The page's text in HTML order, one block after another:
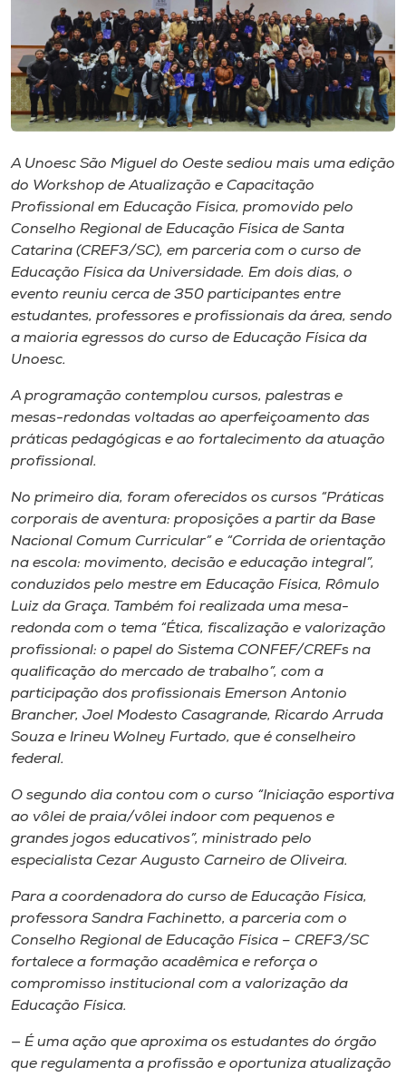
Cultura
CPA
Biblioteca
Editora
Rádio
Museu
Unoesc
Store
Selecione
o idioma
A+
A-
A Unoesc São Miguel do Oeste sediou mais uma edição
do Workshop de Atualização e Capacitação
Profissional em Educação Física, promovido pelo
Conselho Regional de Educação Física de Santa
Catarina (CREF3/SC), em parceria com o curso de
Educação Física da Universidade. Em dois dias, o
evento reuniu cerca de 350 participantes entre
estudantes, professores e profissionais da área, sendo
a maioria egressos do curso de Educação Física da
Unoesc.
A programação contemplou cursos, palestras e
mesas-redondas voltadas ao aperfeiçoamento das
práticas pedagógicas e ao fortalecimento da atuação
profissional.
No primeiro dia, foram oferecidos os cursos “Práticas
corporais de aventura: proposições a partir da Base
Nacional Comum Curricular” e “Corrida de orientação
na escola: movimento, decisão e educação integral”,
conduzidos pelo mestre em Educação Física, Rômulo
Luiz da Graça. Também foi realizada uma mesa-
redonda com o tema “Ética, fiscalização e valorização
profissional: o papel do Sistema CONFEF/CREFs na
qualificação do mercado de trabalho”, com a
participação dos profissionais Emerson Antonio
Brancher, Joel Modesto Casagrande, Ricardo Arruda
Souza e Irineu Wolney Furtado, que é conselheiro
federal.
O segundo dia contou com o curso “Iniciação esportiva
ao vôlei de praia/vôlei indoor com pequenos e
grandes jogos educativos”, ministrado pelo
especialista Cezar Augusto Carneiro de Oliveira.
Para a coordenadora do curso de Educação Física,
professora Sandra Fachinetto, a parceria com o
Conselho Regional de Educação Física – CREF3/SC
fortalece a formação acadêmica e reforça o
compromisso institucional com a valorização da
Educação Física.
— É uma ação que aproxima os estudantes do órgão
que regulamenta a profissão e oportuniza atualização